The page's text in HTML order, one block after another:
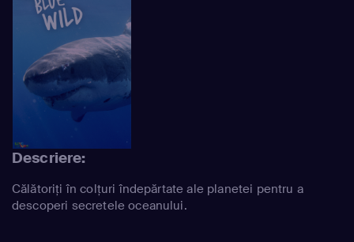
Descriere:
Călătoriți în colțuri îndepărtate ale planetei pentru a
descoperi secretele oceanului.